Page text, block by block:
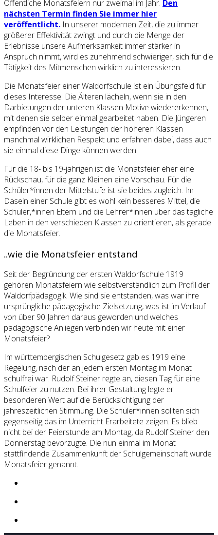
Öffentliche Monatsfeiern nur zweimal im Jahr. Den
nächsten Termin finden Sie immer hier
veröffentlicht. In unserer modernen Zeit, die zu immer
größerer Effektivität zwingt und durch die Menge der
Erlebnisse unsere Aufmerksamkeit immer stärker in
Anspruch nimmt, wird es zunehmend schwieriger, sich für die
Tätigkeit des Mitmenschen wirklich zu interessieren.
Die Monatsfeier einer Waldorfschule ist ein Übungsfeld für
dieses Interesse. Die Älteren lächeln, wenn sie in den
Darbietungen der unteren Klassen Motive wiedererkennen,
mit denen sie selber einmal gearbeitet haben. Die Jüngeren
empfinden vor den Leistungen der höheren Klassen
manchmal wirklichen Respekt und erfahren dabei, dass auch
sie einmal diese Dinge können werden.
Für die 18- bis 19-jährigen ist die Monatsfeier eher eine
Rückschau, für die ganz Kleinen eine Vorschau. Für die
Schüler*innen der Mittelstufe ist sie beides zugleich. Im
Dasein einer Schule gibt es wohl kein besseres Mittel, die
Schüler,*innen Eltern und die Lehrer*innen über das tägliche
Leben in den verschieden Klassen zu orientieren, als gerade
die Monatsfeier.
..wie die Monatsfeier entstand
Seit der Begründung der ersten Waldorfschule 1919
gehören Monatsfeiern wie selbstverständlich zum Profil der
Waldorfpädagogik. Wie sind sie entstanden, was war ihre
ursprüngliche pädagogische Zielsetzung, was ist im Verlauf
von über 90 Jahren daraus geworden und welches
pädagogische Anliegen verbinden wir heute mit einer
Monatsfeier?
Im württembergischen Schulgesetz gab es 1919 eine
Regelung, nach der an jedem ersten Montag im Monat
schulfrei war. Rudolf Steiner regte an, diesen Tag für eine
Schulfeier zu nutzen. Bei ihrer Gestaltung legte er
besonderen Wert auf die Berücksichtigung der
jahreszeitlichen Stimmung. Die Schüler*innen sollten sich
gegenseitig das im Unterricht Erarbeitete zeigen. Es blieb
nicht bei der Feierstunde am Montag, da Rudolf Steiner den
Donnerstag bevorzugte. Die nun einmal im Monat
stattfindende Zusammenkunft der Schulgemeinschaft wurde
Monatsfeier genannt.